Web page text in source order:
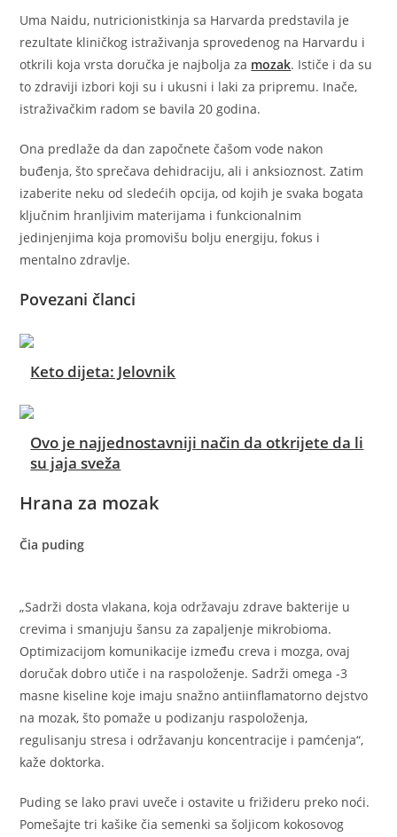
Uma Naidu, nutricionistkinja sa Harvarda predstavila je
rezultate kliničkog istraživanja sprovedenog na Harvardu i
otkrili koja vrsta doručka je najbolja za mozak. Ističe i da su
to zdraviji izbori koji su i ukusni i laki za pripremu. Inače,
istraživačkim radom se bavila 20 godina.
Ona predlaže da dan započnete čašom vode nakon
buđenja, što sprečava dehidraciju, ali i anksioznost. Zatim
izaberite neku od sledećih opcija, od kojih je svaka bogata
ključnim hranljivim materijama i funkcionalnim
jedinjenjima koja promovišu bolju energiju, fokus i
mentalno zdravlje.
Povezani članci
Keto dijeta: Jelovnik
Ovo je najjednostavniji način da otkrijete da li
su jaja sveža
Hrana za mozak
Čia puding
„Sadrži dosta vlakana, koja održavaju zdrave bakterije u
crevima i smanjuju šansu za zapaljenje mikrobioma.
Optimizacijom komunikacije između creva i mozga, ovaj
doručak dobro utiče i na raspoloženje. Sadrži omega -3
masne kiseline koje imaju snažno antiinflamatorno dejstvo
na mozak, što pomaže u podizanju raspoloženja,
regulisanju stresa i održavanju koncentracije i pamćenja“,
kaže doktorka.
Puding se lako pravi uveče i ostavite u frižideru preko noći.
Pomešajte tri kašike čia semenki sa šoljicom kokosovog